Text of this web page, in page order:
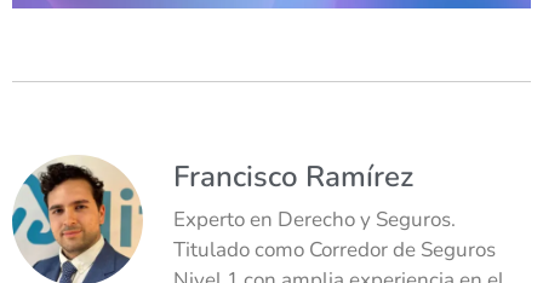
Francisco Ramírez
Experto en Derecho y Seguros.
Titulado como Corredor de Seguros